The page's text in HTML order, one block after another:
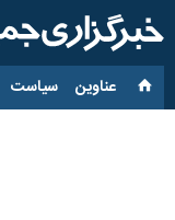
عناوین‌ سیاست